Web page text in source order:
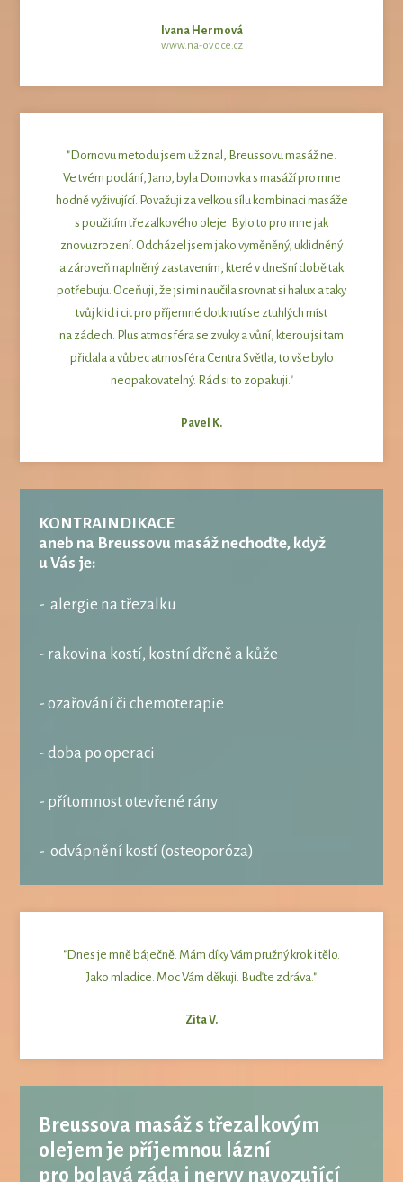
Ivana Hermová
www.na-ovoce.cz
"Dornovu metodu jsem už znal, Breussovu masáž ne.
Ve tvém podání, Jano, byla Dornovka s masáží pro mne
hodně vyživující. Považuji za velkou sílu kombinaci masáže
s použitím třezalkového oleje. Bylo to pro mne jak
znovuzrození. Odcházel jsem jako vyměněný, uklidněný
a zároveň naplněný zastavením, které v dnešní době tak
potřebuju. Oceňuji, že jsi mi naučila srovnat si halux a taky
tvůj klid i cit pro příjemné dotknutí se ztuhlých míst
na zádech. Plus atmosféra se zvuky a vůní, kterou jsi tam
přidala a vůbec atmosféra Centra Světla, to vše bylo
neopakovatelný. Rád si to zopakuji."
Pavel K.
KONTRAINDIKACE
aneb na Breussovu masáž nechoďte, když
u Vás je:
- alergie na třezalku
- rakovina kostí, kostní dřeně a kůže
- ozařování či chemoterapie
- doba po operaci
- přítomnost otevřené rány
- odvápnění kostí (osteoporóza)
"Dnes je mně báječně. Mám díky Vám pružný krok i tělo.
Jako mladice. Moc Vám děkuji. Buďte zdráva."
Zita V.
Breussova masáž s třezalkovým
olejem je příjemnou lázní
pro bolavá záda i nervy navozující